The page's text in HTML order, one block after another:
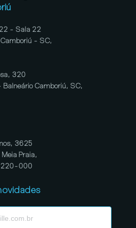
- Sala 22
- SC,
320
Balneário Camboriú, SC,
3625
Praia,
000